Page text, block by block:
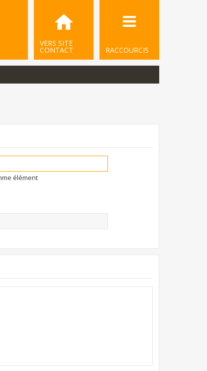
RACCOURCIS
VERS SITE
CONTACT
élément